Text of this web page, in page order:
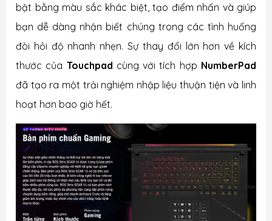
bật bằng màu sắc khác biệt, tạo điểm nhấn và giúp
bạn dễ dàng nhận biết chúng trong các tình huống
đòi hỏi độ nhanh nhẹn. Sự thay đổi lớn hơn về kích
thước của Touchpad cùng với tích hợp NumberPad
đã tạo ra một trải nghiệm nhập liệu thuận tiện và linh
hoạt hơn bao giờ hết.